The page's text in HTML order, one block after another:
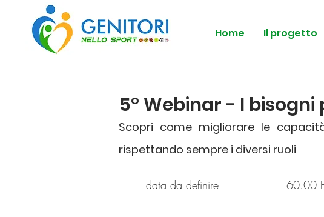
Home Il progetto
5° Webinar - I
Scopri come migliorare le
rispettando sempre i diversi ruoli
data da definire 60.00